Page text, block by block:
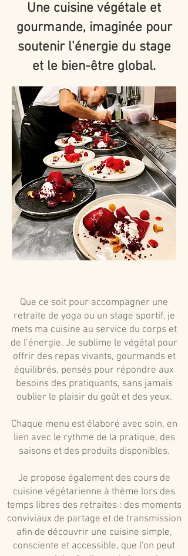
Une cuisine végétale et
gourmande, imaginée pour
soutenir l’énergie du stage
et le bien-être global.
Que ce soit pour accompagner une
retraite de yoga ou un stage sportif, je
mets ma cuisine au service du corps et
de l’énergie. Je sublime le végétal pour
offrir des repas vivants, gourmands et
équilibrés, pensés pour répondre aux
besoins des pratiquants, sans jamais
oublier le plaisir du goût et des yeux.
Chaque menu est élaboré avec soin, en
lien avec le rythme de la pratique, des
saisons et des produits disponibles.
Je propose également des cours de
cuisine végétarienne à thème lors des
temps libres des retraites : des moments
conviviaux de partage et de transmission
afin de découvrir une cuisine simple,
consciente et accessible, que l'on peut